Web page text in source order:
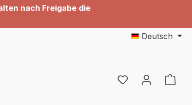
nach Freigabe die
Deutsch